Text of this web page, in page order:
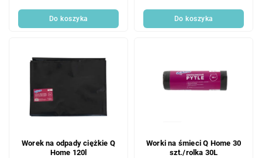
Do koszyka Do koszyka
Worek na odpady ciężkie Q
Home 120l
Worki na śmieci Q Home 30
szt./rolka 30L